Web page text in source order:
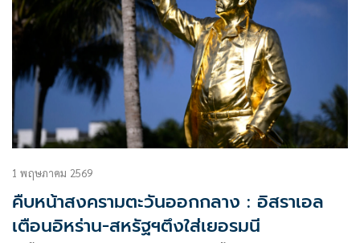
1 พฤษภาคม 2569
คืบหน้าสงครามตะวันออกกลาง : อิสราเอล
เตือนอิหร่าน-สหรัฐฯตึงใส่เยอรมนี